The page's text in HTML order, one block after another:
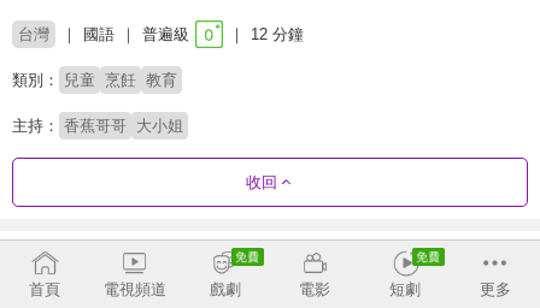
台灣 國語 普遍級 12 分鐘
類別： 兒童 烹飪 教育
主持： 香蕉哥哥 大小姐
收回
劇集列表 正序
第6季 第7季
首頁 電視頻道 戲劇 電影 短劇 更多